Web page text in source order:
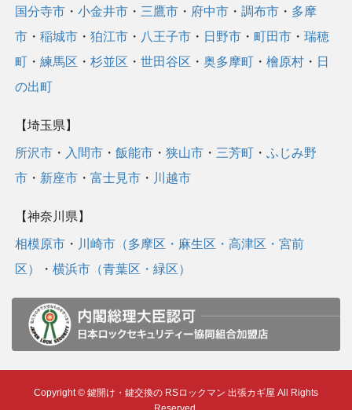
国分寺市 ・小金井市 ・ 三鷹市 ・ 府中市 ・調布市 ・ 多摩
市 ・稲城市 ・狛江市 ・ 八王子市 ・ 日野市 ・町田市 ・瑞穂
町 ・練馬区 ・杉並区 ・世田谷区 ・奥多摩町 ・檜原村 ・ 日
の出町
【埼玉県】
所沢市 ・ 入間市 ・飯能市 ・狭山市 ・ 三芳町 ・ふじみ野
市 ・ 新座市 ・富士見市 ・ 川越市
【神奈川県】
相模原市 ・ 川崎市（多摩区・麻生区・高津区・宮前
区）
・横浜市（青葉区・緑区）
Copyright © 鍵開け・鍵交換の RSロックマン 出張カギ屋 All Rights